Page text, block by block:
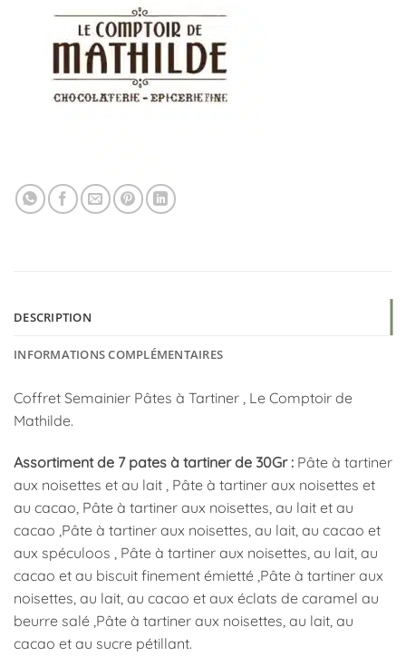
DESCRIPTION
INFORMATIONS COMPLÉMENTAIRES
Coffret Semainier Pâtes à Tartiner , Le Comptoir de
Mathilde.
Assortiment de 7 pates à tartiner de 30Gr : Pâte à tartiner
aux noisettes et au lait , Pâte à tartiner aux noisettes et
au cacao, Pâte à tartiner aux noisettes, au lait et au
cacao ,Pâte à tartiner aux noisettes, au lait, au cacao et
aux spéculoos , Pâte à tartiner aux noisettes, au lait, au
cacao et au biscuit finement émietté ,Pâte à tartiner aux
noisettes, au lait, au cacao et aux éclats de caramel au
beurre salé ,Pâte à tartiner aux noisettes, au lait, au
cacao et au sucre pétillant.